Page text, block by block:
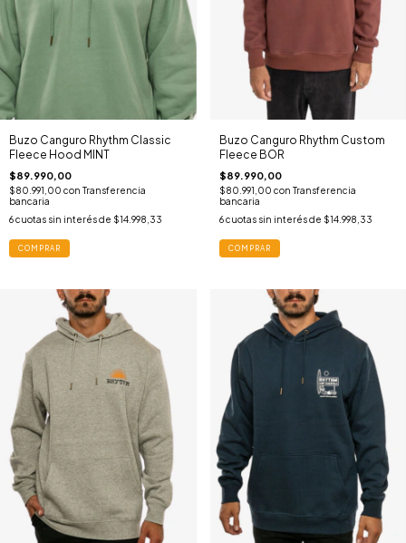
Buzo Canguro Rhythm Classic
Fleece Hood MINT
$89.990,00
$80.991,00 con Transferencia
bancaria
6cuotas sin interés de $14.998,33
COMPRAR
Buzo Canguro Rhythm Custom
Fleece BOR
$89.990,00
$80.991,00 con Transferencia
bancaria
6 cuotas sin interés de $14.998,33
COMPRAR